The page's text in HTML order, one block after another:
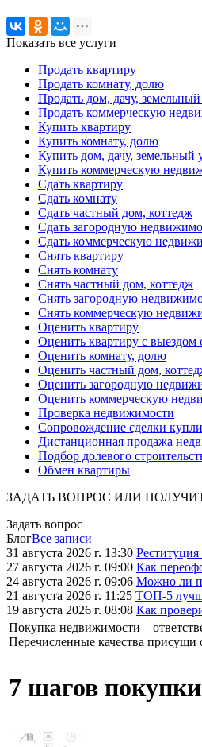
Показать все услуги
Продать квартиру
Продать комнату, долю
Продать дом, дачу, земельный
Продать коммерческую
Купить квартиру
Купить комнату, долю
Купить дом, дачу, земельный
Купить коммерческую
Сдать квартиру
Сдать комнату
Сдать частный дом, коттедж
Сдать загородную
Сдать коммерческую
Снять квартиру
Снять комнату
Снять частный дом, коттедж
Снять загородную
Снять коммерческую
Оценить квартиру
Оценить квартиру с выездом
Оценить комнату, долю
Оценить частный дом,
Оценить загородную
Оценить коммерческую
Проверка недвижимости
Сопровождение сделки
Дистанционная продажа
Подбор долевого
Обмен квартиры
ЗАДАТЬ ВОПРОС ИЛИ
Задать вопрос
БлогВсе записи
31 августа 2026 г. 13:30
27 августа 2026 г. 09:00 Как
24 августа 2026 г. 09:06 Можно ли
21 августа 2026 г. 11:25 ТОП-5
19 августа 2026 г. 08:08 Как
Покупка недвижимости –
Перечисленные качества присущи
7 шагов